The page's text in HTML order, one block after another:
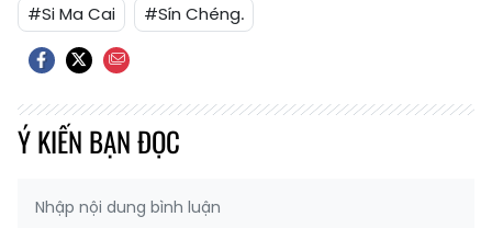
#Si Ma Cai
#Sín Chéng.
Ý KIẾN BẠN ĐỌC